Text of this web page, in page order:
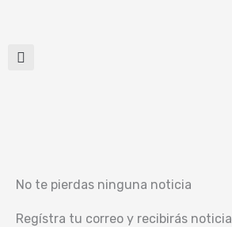
contenido
No te pierdas ninguna noticia
Regístra tu correo y recibirás